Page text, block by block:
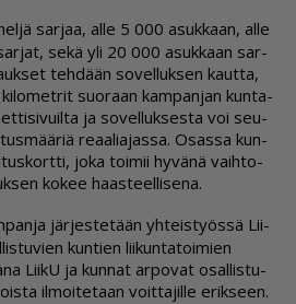
sar­jaa, al­le 5 000 asuk­kaan, al­le
sekä yli 20 000 asuk­kaan sar­
teh­dään so­vel­luk­sen kaut­ta,
suo­raan kam­pan­jan kun­ta­
ja so­vel­luk­ses­ta voi seu­
re­aa­li­a­jas­sa. Osas­sa kun­
joka toi­mii hy­vä­nä vaih­to­
ko­kee haas­teel­li­se­na.
jär­jes­te­tään yh­teis­työs­sä Lii­
kun­tien lii­kun­ta­toi­mien
Lii­kU ja kun­nat ar­po­vat osal­lis­tu­
il­moi­te­taan voit­ta­jil­le erik­seen.